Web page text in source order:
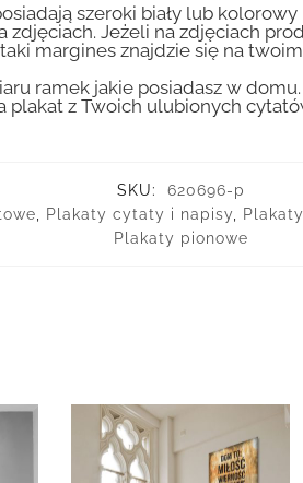
szeroki biały lub
zdjęciach. Jeżeli na zdjęciach
margines znajdzie się na
ramek jakie posiadasz w
plakat z Twoich ulubionych
SKU:
620696-p
Plakaty cytaty i napisy
Plakaty pionowe